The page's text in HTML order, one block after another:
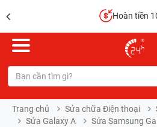
Hoàn tiền
Trang chủ Sửa chữa Điện thoại
Sửa Galaxy A
Sửa Samsung